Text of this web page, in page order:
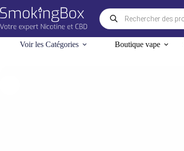
au
Recherche
de
produits
Voir les Catégories
Boutique vape